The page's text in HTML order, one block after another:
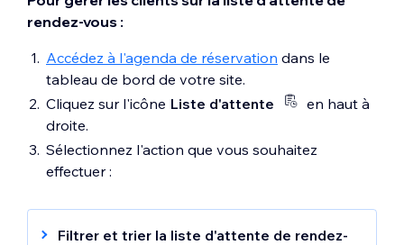
rendez-vous :
Accédez à l'agenda de réservation dans le
tableau de bord de votre site.
Cliquez sur l'icône Liste d'attente
en haut à
droite.
Sélectionnez l'action que vous souhaitez
effectuer :
Filtrer et trier la liste d'attente de rendez-